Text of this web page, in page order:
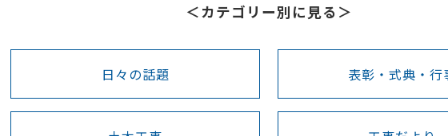
＜カテゴリー別に見る＞
日々の話題 表彰・式典・行